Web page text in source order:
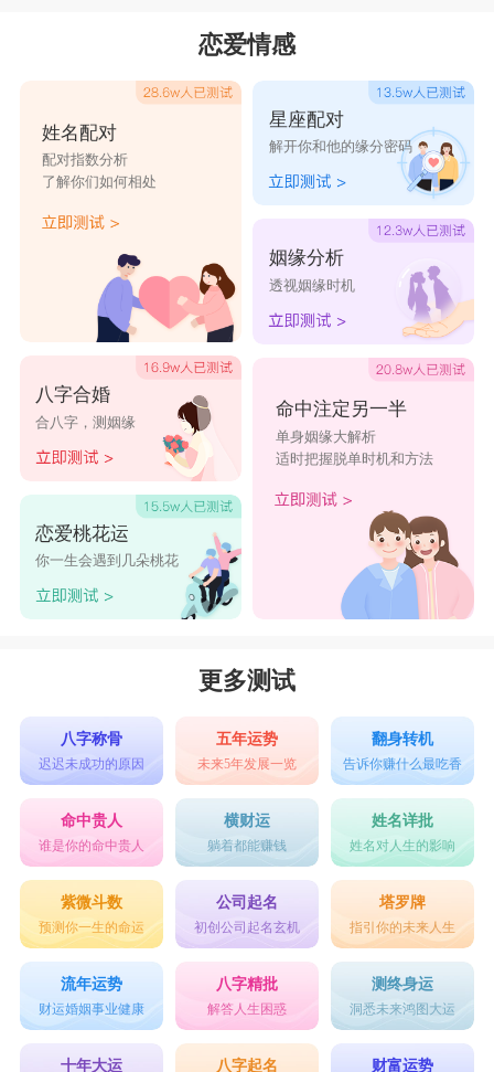
恋爱情感
姓名配对
配对指数分析
了解你们如何相处
八字合婚
合八字，测姻缘
恋爱桃花运
你一生会遇到几朵桃花
星座配对
解开你和他的缘分密码
姻缘分析
透视姻缘时机
命中注定另一半
单身姻缘大解析
适时把握脱单时机和方法
更多测试
八字称骨
迟迟未成功的原因
五年运势
未来5年发展一览
翻身转机
告诉你赚什么最吃香
命中贵人
谁是你的命中贵人
横财运
躺着都能赚钱
姓名详批
姓名对人生的影响
紫微斗数
预测你一生的命运
公司起名
初创公司起名玄机
塔罗牌
指引你的未来人生
流年运势
财运婚姻事业健康
八字精批
解答人生困惑
测终身运
洞悉未来鸿图大运
十年大运 八字起名 财富运势